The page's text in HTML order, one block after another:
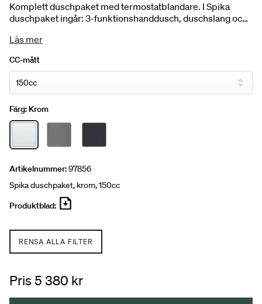
Komplett duschpaket med termostatblandare. I Spika
duschpaket ingår: 3-funktionshanddusch, duschslang och
montering.
Läs mer
CC-mått
Färg: Krom
Artikelnummer:97856
Spika duschpaket, krom, 150cc
Produktblad:
RENSA ALLA FILTER
Pris 5 380 kr